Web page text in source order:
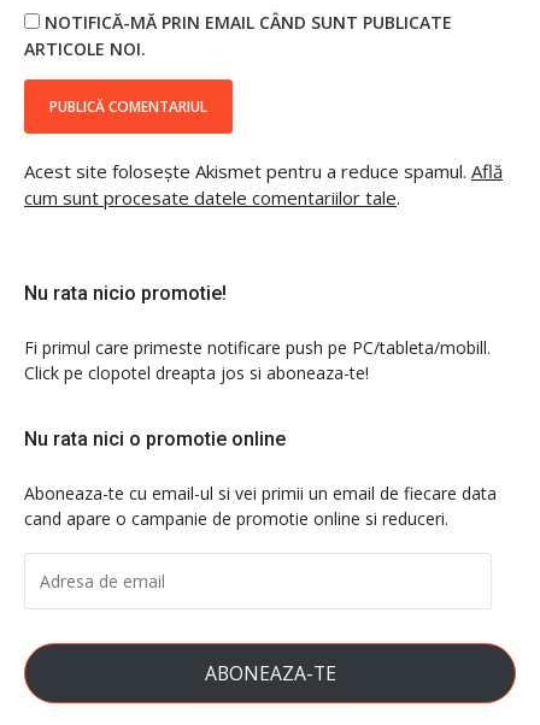
NOTIFICĂ-MĂ PRIN EMAIL CÂND SUNT PUBLICATE
ARTICOLE NOI.
Acest site folosește Akismet pentru a reduce spamul. Află
cum sunt procesate datele comentariilor tale.
Nu rata nicio promotie!
Fi primul care primeste notificare push pe PC/tableta/mobill.
Click pe clopotel dreapta jos si aboneaza-te!
Nu rata nici o promotie online
Aboneaza-te cu email-ul si vei primii un email de fiecare data
cand apare o campanie de promotie online si reduceri.
DE
EMAIL
ABONEAZA-TE